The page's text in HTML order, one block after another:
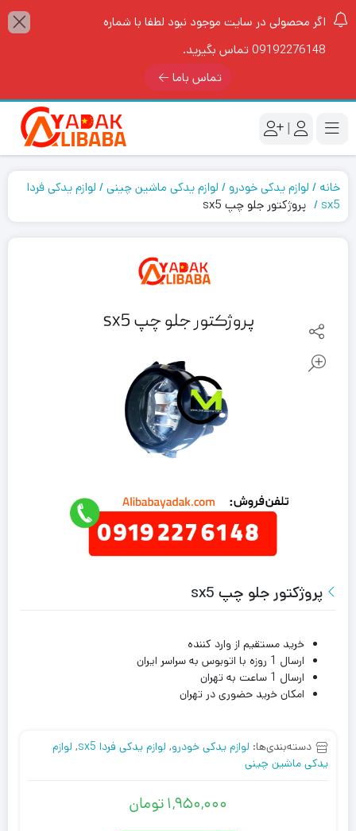
اگر محصولی در سایت موجود نبود لطفا با شماره
09192276148 تماس بگیرید.
تماس باما
|
خانه لوازم یدکی خودرو لوازم یدکی ماشین چینی
لوازم یدکی فردا
sx5
پروژکتور جلو چپ sx5
پروژکتور جلو چپ sx5
خرید مستقیم از وارد کننده
ارسال 1 روزه با اتوبوس به سراسر ایران
ارسال 1 ساعت به تهران
امکان خرید حضوری در تهران
دسته‌بندی‌ها: لوازم یدکی خودرو, لوازم یدکی فردا sx5 , لوازم
یدکی ماشین چینی
1,950,000تومان